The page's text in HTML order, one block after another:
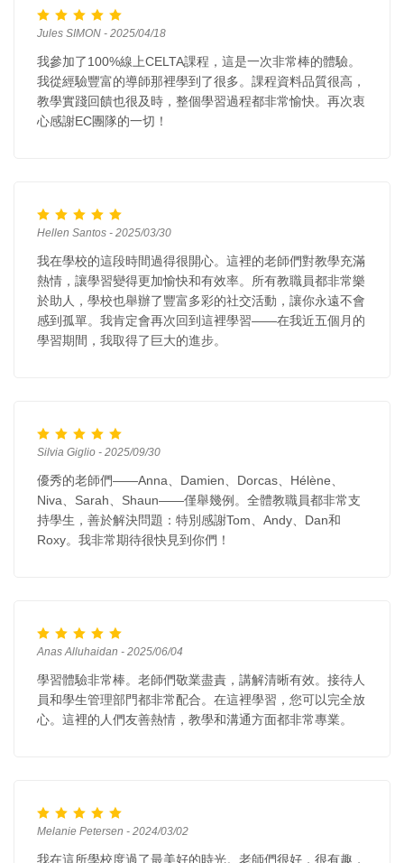
Jules SIMON - 2025/04/18
我參加了100%線上CELTA課程，這是一次非常棒的體驗。
我從經驗豐富的導師那裡學到了很多。課程資料品質很高，
教學實踐回饋也很及時，整個學習過程都非常愉快。再次衷
心感謝EC團隊的一切！
Hellen Santos - 2025/03/30
我在學校的這段時間過得很開心。這裡的老師們對教學充滿
熱情，讓學習變得更加愉快和有效率。所有教職員都非常樂
於助人，學校也舉辦了豐富多彩的社交活動，讓你永遠不會
感到孤單。我肯定會再次回到這裡學習——在我近五個月的
學習期間，我取得了巨大的進步。
Silvia Giglio - 2025/09/30
優秀的老師們——Anna、Damien、Dorcas、Hélène、
Niva、Sarah、Shaun——僅舉幾例。全體教職員都非常支
持學生，善於解決問題：特別感謝Tom、Andy、Dan和
Roxy。我非常期待很快見到你們！
Anas Alluhaidan - 2025/06/04
學習體驗非常棒。老師們敬業盡責，講解清晰有效。接待人
員和學生管理部門都非常配合。在這裡學習，您可以完全放
心。這裡的人們友善熱情，教學和溝通方面都非常專業。
Melanie Petersen - 2024/03/02
我在這所學校度過了最美好的時光。老師們很好，很有趣，